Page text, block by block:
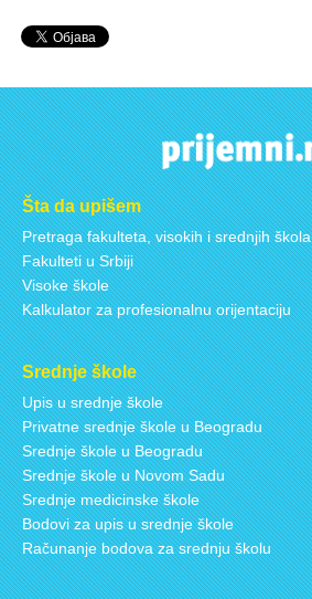
Šta da upišem
Pretraga fakulteta, visokih i srednjih škola
Fakulteti u Srbiji
Visoke škole
Kalkulator za profesionalnu orijentaciju
Srednje škole
Upis u srednje škole
Privatne srednje škole u Beogradu
Srednje škole u Beogradu
Srednje škole u Novom Sadu
Srednje medicinske škole
Bodovi za upis u srednje škole
Računanje bodova za srednju školu